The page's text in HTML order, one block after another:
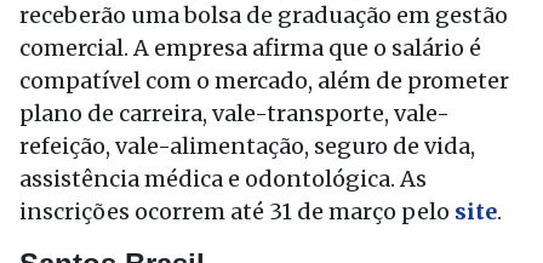
receberão uma bolsa de graduação em gestão
comercial. A empresa afirma que o salário é
compatível com o mercado, além de prometer
plano de carreira, vale-transporte, vale-
refeição, vale-alimentação, seguro de vida,
assistência médica e odontológica. As
inscrições ocorrem até 31 de março pelo site.